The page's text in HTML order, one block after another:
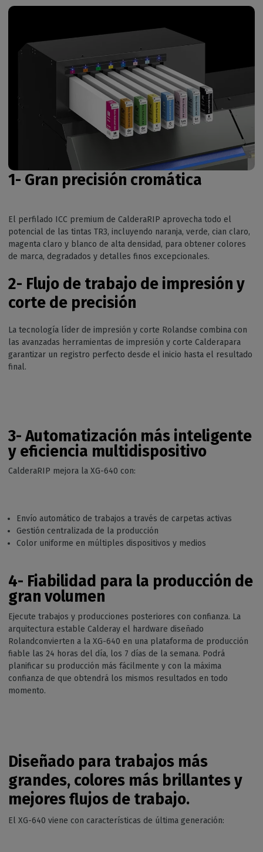
1- Gran precisión cromática
El perfilado ICC premium de CalderaRIP aprovecha todo el
potencial de las tintas TR3, incluyendo naranja, verde, cian claro,
magenta claro y blanco de alta densidad, para obtener colores
de marca, degradados y detalles finos excepcionales.
2- Flujo de trabajo de impresión y
corte de precisión
La tecnología líder de impresión y corte Rolandse combina con
las avanzadas herramientas de impresión y corte Calderapara
garantizar un registro perfecto desde el inicio hasta el resultado
final.
3-Automatización más inteligente
y eficiencia multidispositivo
CalderaRIP mejora la XG-640 con:
Envío automático de trabajos a través de carpetas activas
Gestión centralizada de la producción
Color uniforme en múltiples dispositivos y medios
4- Fiabilidad para la producción de
gran volumen
Ejecute trabajos y producciones posteriores con confianza. La
arquitectura estable Calderay el hardware diseñado
Rolandconvierten a la XG-640 en una plataforma de producción
fiable las 24 horas del día, los 7 días de la semana. Podrá
planificar su producción más fácilmente y con la máxima
confianza de que obtendrá los mismos resultados en todo
momento.
Diseñado para trabajos más
grandes, colores más brillantes y
mejores flujos de trabajo.
El XG-640 viene con características de última generación: